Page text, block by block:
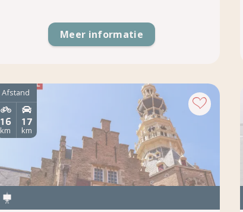
Meer informatie
Afstand
17
km
16
km